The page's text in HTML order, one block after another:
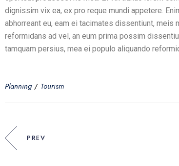
dignissim vix ea, ex pro reque mundi appetere.
abhorreant eu, eam ei tacimates dissentiunt,
reformidans ad vel, an eum prima possim
tamquam persius, mea ei populo aliquando
Planning Tourism
PREV